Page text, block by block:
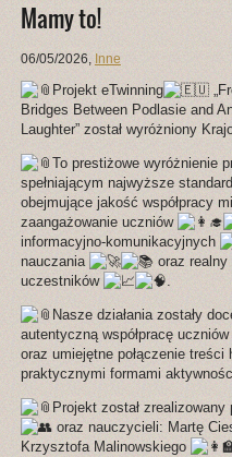
Mamy to!
06/05/2026, Inne
Projekt eTwinning
Bridges Between Podlasie and
Laughter” został wyróżniony
To prestiżowe wyróżnienie
spełniającym najwyższe
obejmujące jakość współpracy
zaangażowanie uczniów
informacyjno-komunikacyjnych
nauczania
oraz realny
uczestników
.
Nasze działania zostały
autentyczną współpracę
oraz umiejętne połączenie treści
praktycznymi formami
Projekt został
oraz nauczycieli: Martę
Krzysztofa Malinowskiego